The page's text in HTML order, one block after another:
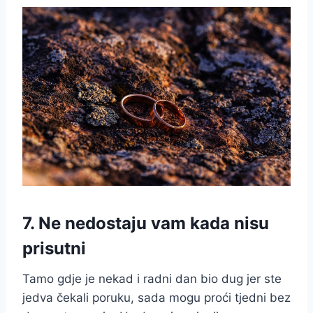
7. Ne nedostaju vam kada nisu
prisutni
Tamo gdje je nekad i radni dan bio dug jer ste
jedva čekali poruku, sada mogu proći tjedni bez